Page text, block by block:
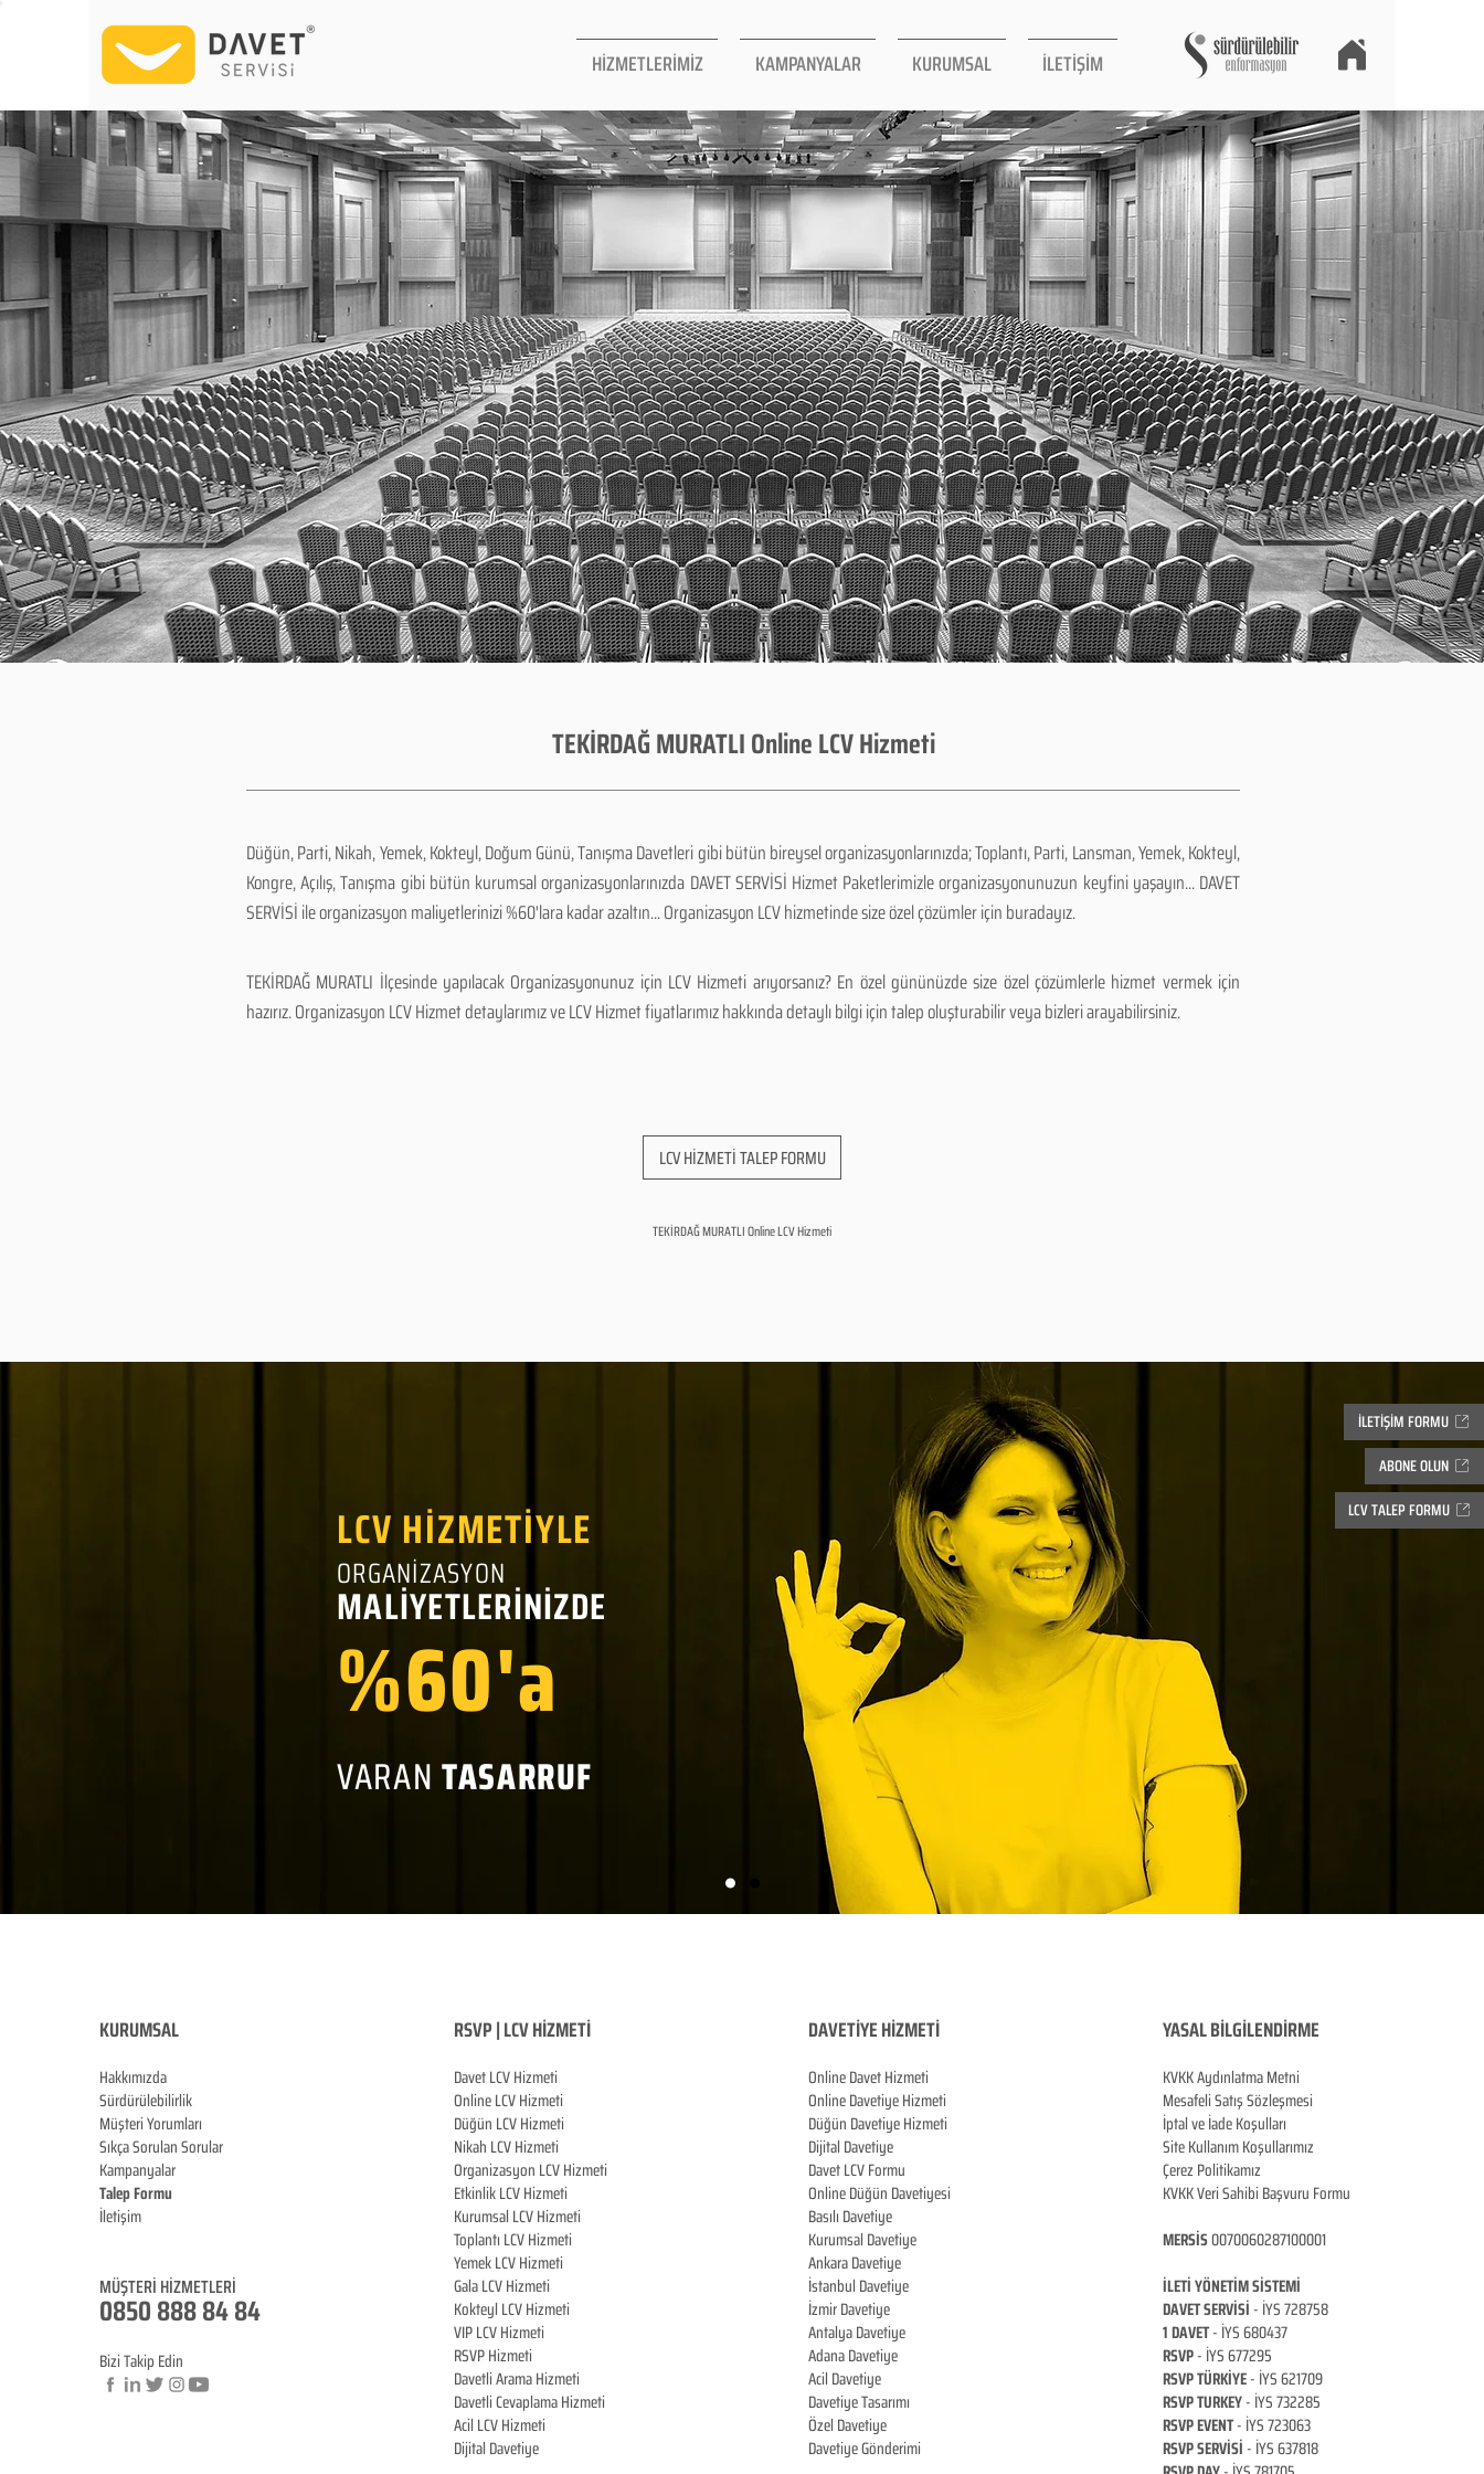
HİZMETLERİMİZ KAMPANYALAR KURUMSAL İLETİŞİM
ABONE OLUN
LCV TALEP FORMU
İLETİŞİM FORMU
TEKİRDAĞ MURATLI Online LCV Hizmeti
Düğün, Parti, Nikah, Yemek, Kokteyl, Doğum Günü, Tanışma Davetleri gibi bütün bireysel organizasyonlarınızda; Toplantı, Parti, Lansman, Yemek, Kokteyl,
Kongre, Açılış, Tanışma gibi bütün kurumsal organizasyonlarınızda DAVET SERVİSİ Hizmet Paketlerimizle organizasyonunuzun keyfini yaşayın... DAVET
SERVİSİ ile organizasyon maliyetlerinizi %60'lara kadar azaltın... Organizasyon LCV hizmetinde size özel çözümler için buradayız.
TEKİRDAĞ MURATLI İlçesinde yapılacak Organizasyonunuz için LCV Hizmeti arıyorsanız? En özel gününüzde size özel çözümlerle hizmet vermek için
hazırız. Organizasyon LCV Hizmet detaylarımız ve LCV Hizmet fiyatlarımız hakkında detaylı bilgi için talep oluşturabilir veya bizleri arayabilirsiniz.
LCV HİZMETİ TALEP FORMU
TEKİRDAĞ MURATLI Online LCV Hizmeti
LCV HİZMETİYLE
ORGANİZASYON
MALİYETLERİNİZDE
%60'a
VARANTASARRUF
KURUMSAL
Hakkımızda
Sürdürülebilirlik
Müşteri Yorumları
Sıkça Sorulan Sorular
Kampanyalar
Talep Formu
İletişim
MÜŞTERİ HİZMETLERİ
0850 888 84 84
Bizi Takip Edin
RSVP | LCV HİZMETİ
Davet LCV Hizmeti
Online LCV Hizmeti
Düğün LCV Hizmeti
Nikah LCV Hizmeti
Organizasyon LCV Hizmeti
Etkinlik LCV Hizmeti
Kurumsal LCV Hizmeti
Toplantı LCV Hizmeti
Yemek LCV Hizmeti
Gala LCV Hizmeti
Kokteyl LCV Hizmeti
VIP LCV Hizmeti
RSVP Hizmeti
Davetli Arama Hizmeti
Davetli Cevaplama Hizmeti
Acil LCV Hizmeti
Dijital Davetiye
DAVETİYE HİZMETİ
Online Davet Hizmeti
Online Davetiye Hizmeti
Düğün Davetiye Hizmeti
Dijital Davetiye
Davet LCV Formu
Online Düğün Davetiyesi
Basılı Davetiye
Kurumsal Davetiye
Ankara Davetiye
İstanbul Davetiye
İzmir Davetiye
Antalya Davetiye
Adana Davetiye
Acil Davetiye
Davetiye Tasarımı
Özel Davetiye
Davetiye Gönderimi
YASAL BİLGİLENDİRME
KVKK Aydınlatma Metni
Mesafeli Satış Sözleşmesi
İptal ve İade Koşulları
Site Kullanım Koşullarımız
Çerez Politikamız
KVKK Veri Sahibi Başvuru Formu
MERSİS0070060287100001
İLETİ YÖNETİM SİSTEMİ
DAVET SERVİSİ- İYS 728758
1 DAVET- İYS 680437
RSVP- İYS 677295
RSVP TÜRKİYE- İYS 621709
RSVP TURKEY- İYS 732285
RSVP EVENT- İYS 723063
RSVP SERVİSİ- İYS 637818